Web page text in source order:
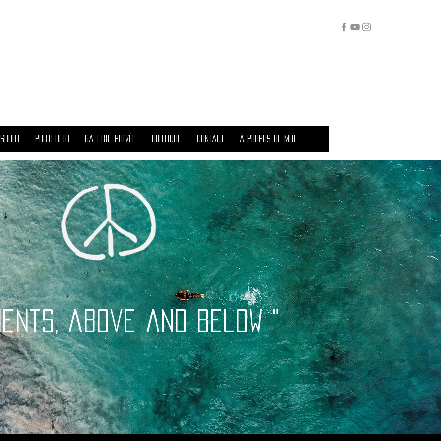
Portfolio Galerie Privée Boutique Contact À propos de moi
above and below "